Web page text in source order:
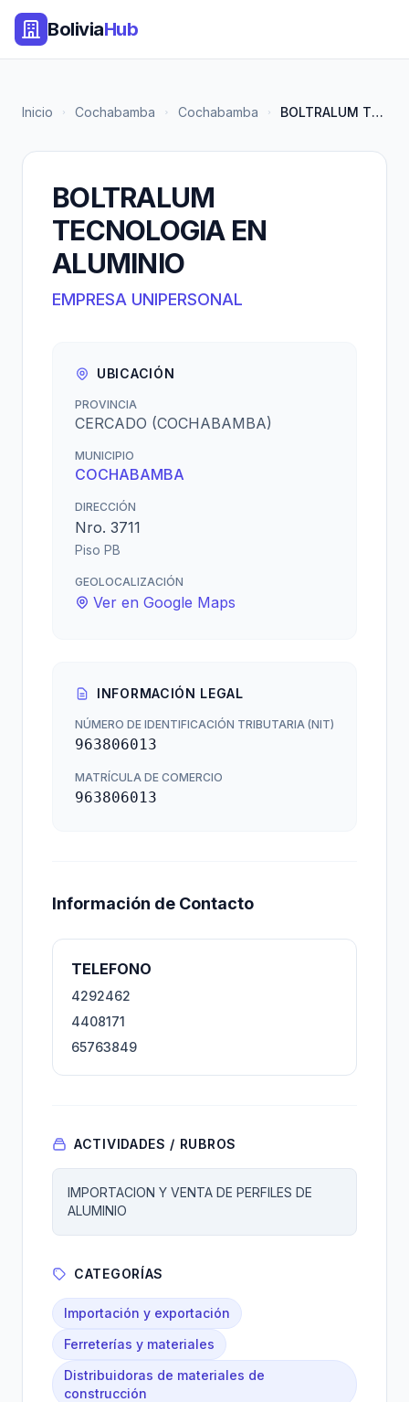
BoliviaHub
Inicio Cochabamba Cochabamba BOLTRALUM TECNOLOGIA EN ALUMIN...
BOLTRALUM
TECNOLOGIA EN
ALUMINIO
EMPRESA UNIPERSONAL
UBICACIÓN
PROVINCIA
CERCADO (COCHABAMBA)
MUNICIPIO
COCHABAMBA
DIRECCIÓN
Nro. 3711
Piso PB
GEOLOCALIZACIÓN
Ver en Google Maps
INFORMACIÓN LEGAL
NÚMERO DE IDENTIFICACIÓN TRIBUTARIA (NIT)
963806013
MATRÍCULA DE COMERCIO
963806013
Información de Contacto
TELEFONO
4292462
4408171
65763849
ACTIVIDADES / RUBROS
IMPORTACION Y VENTA DE PERFILES DE
ALUMINIO
CATEGORÍAS
Importación y exportación
Ferreterías y materiales
Distribuidoras de materiales de
construcción